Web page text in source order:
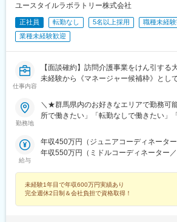
ユースタイルラボラトリー株式会社
正社員 転勤なし 5名以上採用
職種未経
業種未経験歓迎
仕事内容
【面談確約】訪問介護事業をけん引する
未経験から《マネージャー候補枠》とし
勤務地
＼★群馬県内のお好きなエリアで勤務可
所で働きたい」「転勤なしで働きたい」
橋市、高崎市、桐生市、伊勢崎市、太田
川市、藤岡市、富岡市、安中市、榛東村
和町、千代田町、大泉町、みどり市、東
楽町※希望勤務地を踏まえて配属決定しま
＝＝☆将来的に全国のご希望勤務地へUI
給与
年収450万円（ジュニアコーディネータ
年収550万円（ミドルコーディネーター／
未経験1年目で年収600万円実績あり
完全週休2日制＆会社負担で資格取得！